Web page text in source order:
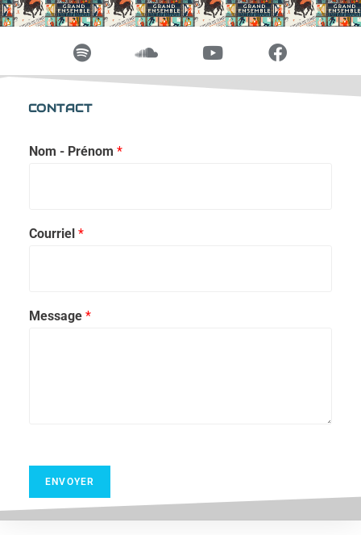
CONTACT
Nom - Prénom *
Courriel *
Message *
ENVOYER